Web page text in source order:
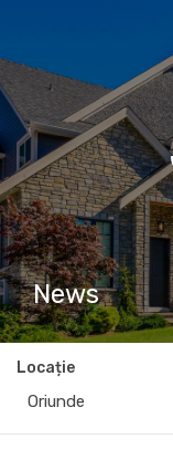
News
Locație
Oriunde